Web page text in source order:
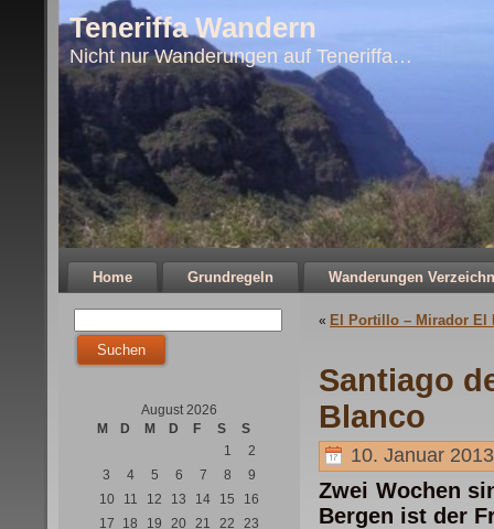
Teneriffa Wandern
Nicht nur Wanderungen auf Teneriffa…
Home Grundregeln Wanderungen
August 2026
M
D M D F S
S
1
2
3
4 5 6 7 8
9
10
11 12 13 14 15
16
17
18 19 20 21 22
23
« El Portillo – Mirador El
Santiago
Blanco
10. Januar
Zwei Wochen
Bergen ist der